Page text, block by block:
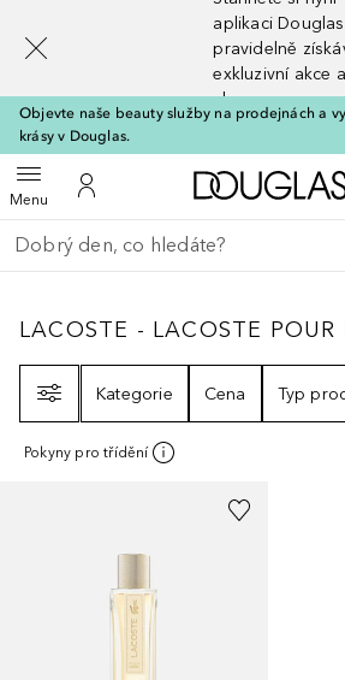
aplikaci
pravidelně
exkluzivní akce a
slevy
Objevte naše beauty služby na prodejnách a
krásy v Douglas.
MenuOtevřít menuK mému účtu
Vraťte se
Proveďte vyhledávání
LACOSTE - LACOSTE
LACOSTE - LACOSTE POUR
Kategorie
Cena Typ
Pokyny pro třídění
[navigation.slideout.screenreader]